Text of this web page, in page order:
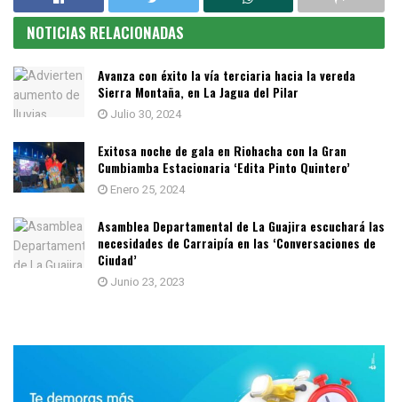
NOTICIAS RELACIONADAS
Avanza con éxito la vía terciaria hacia la vereda
Sierra Montaña, en La Jagua del Pilar
Julio 30, 2024
Exitosa noche de gala en Riohacha con la Gran
Cumbiamba Estacionaria ‘Edita Pinto Quintero’
Enero 25, 2024
Asamblea Departamental de La Guajira escuchará las
necesidades de Carraipía en las ‘Conversaciones de
Ciudad’
Junio 23, 2023